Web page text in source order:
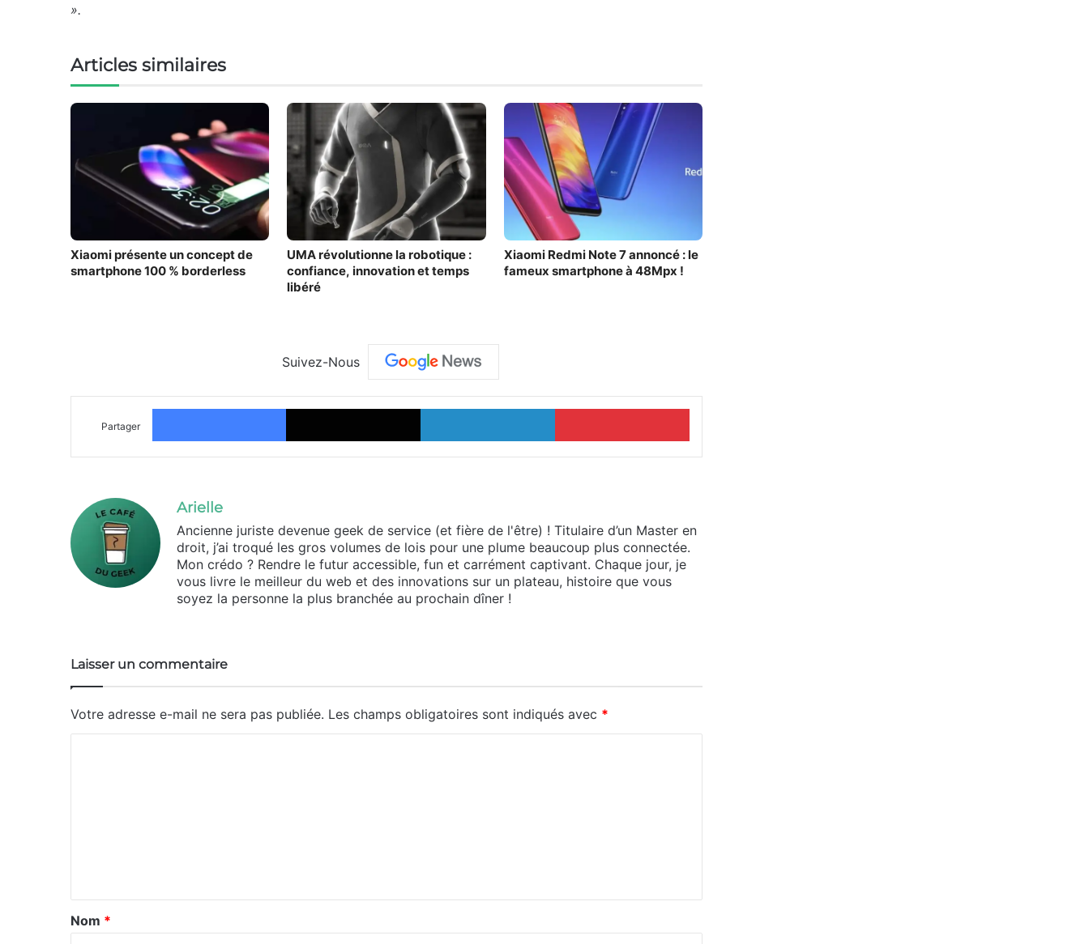
».
Articles similaires
Xiaomi présente un concept de
smartphone 100 % borderless
UMA révolutionne la robotique :
confiance, innovation et temps
libéré
Xiaomi Redmi Note 7 annoncé : le
fameux smartphone à 48Mpx !
Suivez-Nous
Partager
Facebook X Linkedin Pinterest
Arielle
Ancienne juriste devenue geek de service (et fière de l'être) ! Titulaire d’un Master en
droit, j’ai troqué les gros volumes de lois pour une plume beaucoup plus connectée.
Mon crédo ? Rendre le futur accessible, fun et carrément captivant. Chaque jour, je
vous livre le meilleur du web et des innovations sur un plateau, histoire que vous
soyez la personne la plus branchée au prochain dîner !
Laisser un commentaire
Votre adresse e-mail ne sera pas publiée. Les champs obligatoires sont indiqués avec *
a
Nom *